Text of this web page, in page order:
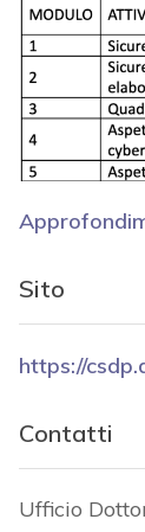
Sito
https://
Contatti
Ufficio